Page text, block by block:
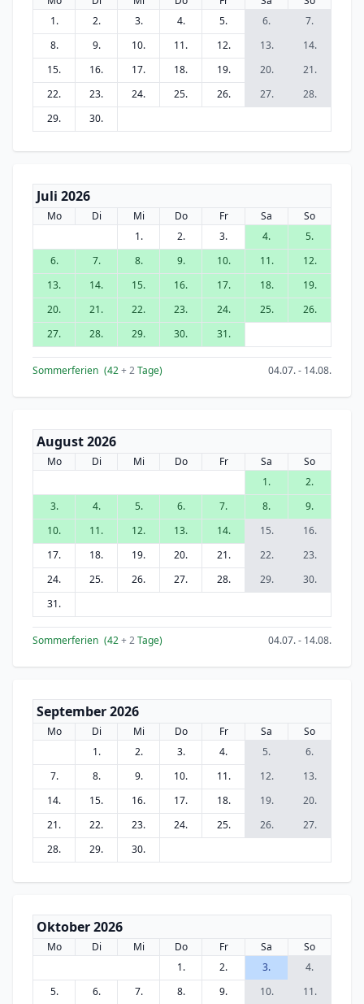
1.
2. 3. 4. 5. 6.
7.
8.
9. 10. 11. 12. 13.
14.
15.
16. 17. 18. 19. 20.
21.
22.
23. 24. 25. 26. 27.
28.
29.
30.
Juli 2026
Mo Di Mi Do Fr Sa
So
1.
2. 3. 4.
5.
6.
7. 8. 9. 10. 11.
12.
13.
14. 15. 16. 17. 18.
19.
20.
21. 22. 23. 24. 25.
26.
27.
28. 29. 30. 31.
Sommerferien (42+ 2Tage) 04.07. - 14.08.
August 2026
Mo Di Mi Do Fr Sa
So
1.
2.
3.
4. 5. 6. 7. 8.
9.
10.
11. 12. 13. 14. 15.
16.
17.
18. 19. 20. 21. 22.
23.
24.
25. 26. 27. 28. 29.
30.
31.
Sommerferien (42+ 2Tage) 04.07. - 14.08.
September 2026
Mo Di Mi Do Fr Sa
So
1.
2. 3. 4. 5.
6.
7.
8. 9. 10. 11. 12.
13.
14.
15. 16. 17. 18. 19.
20.
21.
22. 23. 24. 25. 26.
27.
28.
29. 30.
Oktober 2026
Mo Di Mi Do Fr Sa
So
1.
2. 3.
4.
5.
6. 7. 8. 9. 10.
11.